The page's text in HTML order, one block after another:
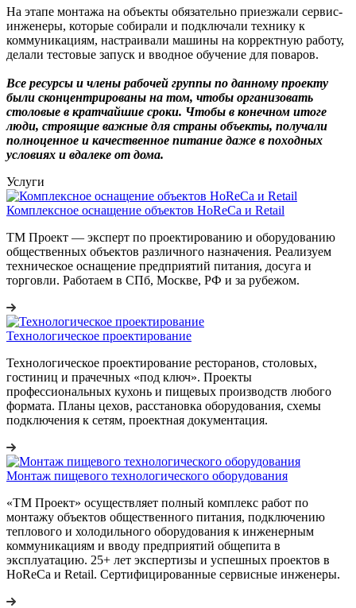
На этапе монтажа на объекты обязательно приезжали сервис-
инженеры, которые собирали и подключали технику к
коммуникациям, настраивали машины на корректную работу,
делали тестовые запуск и вводное обучение для поваров.
Все ресурсы и члены рабочей группы по данному проекту
были сконцентрированы на том, чтобы организовать
столовые в кратчайшие сроки. Чтобы в конечном итоге
люди, строящие важные для страны объекты, получали
полноценное и качественное питание даже в походных
условиях и вдалеке от дома.
Услуги
Комплексное оснащение объектов HoReCa и Retail
ТМ Проект — эксперт по проектированию и оборудованию
общественных объектов различного назначения. Реализуем
техническое оснащение предприятий питания, досуга и
торговли. Работаем в СПб, Москве, РФ и за рубежом.
Технологическое проектирование
Технологическое проектирование ресторанов, столовых,
гостиниц и прачечных «под ключ». Проекты
профессиональных кухонь и пищевых производств любого
формата. Планы цехов, расстановка оборудования, схемы
подключения к сетям, проектная документация.
Монтаж пищевого технологического оборудования
«ТМ Проект» осуществляет полный комплекс работ по
монтажу объектов общественного питания, подключению
теплового и холодильного оборудования к инженерным
коммуникациям и вводу предприятий общепита в
эксплуатацию. 25+ лет экспертизы и успешных проектов в
HoReCa и Retail. Сертифицированные сервисные инженеры.